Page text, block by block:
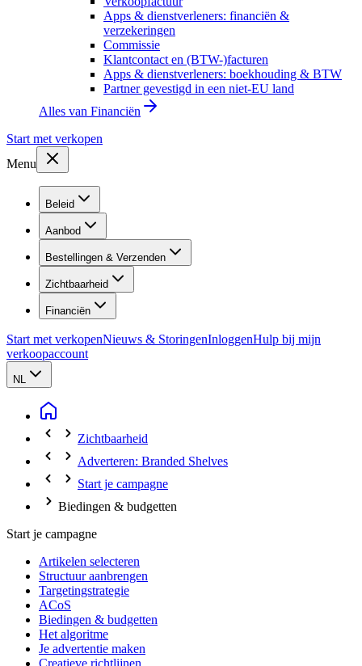
Apps & dienstverleners: financiën &
verzekeringen
Commissie
Klantcontact en (BTW-)facturen
Apps & dienstverleners: boekhouding & BTW
Partner gevestigd in een niet-EU land
Alles van Financiën
Start met verkopen
Menu
Beleid
Aanbod
Bestellingen & Verzenden
Zichtbaarheid
Financiën
Start met verkopenNieuws & StoringenInloggenHulp bij mijn
verkoopaccount
NL
Zichtbaarheid
Adverteren: Branded Shelves
Start je campagne
Biedingen & budgetten
Start je campagne
Artikelen selecteren
Structuur aanbrengen
Targetingstrategie
ACoS
Biedingen & budgetten
Het algoritme
Je advertentie maken
Creatieve richtlijnen